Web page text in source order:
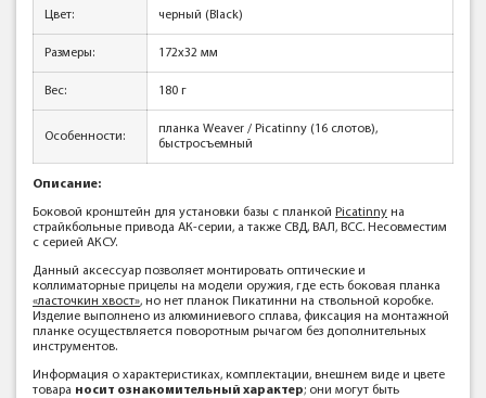
Цвет: черный (Black)
Размеры: 172x32 мм
Вес: 180 г
Особенности:
планка Weaver / Picatinny (16 слотов),
быстросъемный
Описание:
Боковой кронштейн для установки базы с планкой Picatinny на
страйкбольные привода АК-серии, а также СВД, ВАЛ, ВСС. Несовместим
с серией АКСУ.
Данный аксессуар позволяет монтировать оптические и
коллиматорные прицелы на модели оружия, где есть боковая планка
«ласточкин хвост», но нет планок Пикатинни на ствольной коробке.
Изделие выполнено из алюминиевого сплава, фиксация на монтажной
планке осуществляется поворотным рычагом без дополнительных
инструментов.
Информация о характеристиках, комплектации, внешнем виде и цвете
товара носит ознакомительный характер; они могут быть